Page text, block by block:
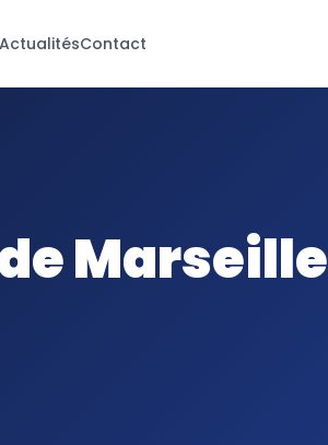
ActualitésContact
Marseille